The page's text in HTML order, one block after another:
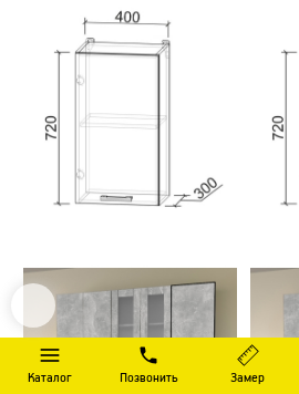
Каталог Позвонить Замер